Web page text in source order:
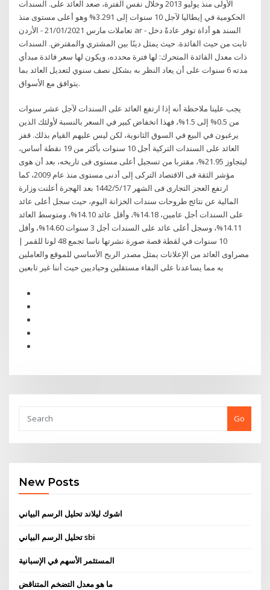
الأولى منذ يوليو 2013 وخلال نفس الفترة، صعد العائد على. السندات
الحكومية في إيطاليا لآجل 10 سنوات إلى 3.291% وهو أعلى مستوى منذ
تعاملات مارس 21/01/2021 - الأردن ar - السند هو أداة توفر عادةً دخل
ثابت من حيث الفائدة. حيث يمثل دينًا بين المشتري والمقترض. السندات
ذات معدل الفائدة المتحرك: لها فترة محدده، ويكون لها سعر فائدة مبدأي
مدته 6 سنوات على أن يعاد النظر به بشكل نصف سنوي لتعديل العائد بما
يتوافق مع الأسواق.
يجب علينا ملاحظة أنه إذا ارتفع العائد على السندات لآجل عشر سنوات
من 0.5% إلى 1.5%، فهذا انخفاض كبير في السعر بالنسبة لأولئك الذين
يرغبون في البيع في السوق الثانوية، لكن ليس عليهم القيام بذلك. قفز
العائد على السندات التركية أجل 10 سنوات بأكثر من 19 نقطة أساس،
ليتجاوز 21.95%، مقتربا من تسجيل أعلى مستوى فى تاريخه، بعد أن هوى
مؤشر الثقة فى الاقتصاد التركى إلى أدنى مستوى منذ عام 2009، كما
ارتفع العجز التجارى فى الشهر 17‏‏/5‏‏/1442 بعد الهجرة أعلنت وزارة
المالية عن نتائج طروحات سندات الخزانة اليوم، حيث سجل أعلى عائد
على السندات أجل عامين، 14.18%، وأقل عائد 14.10%، ومتوسط العائد
14.11%، وسجل أعلى عائد على السندات أجل 3 سنوات 14.60%، وأقل
10 سنوات في لقطة قصة صورة نشرتها ناسا تجمع 48 لونا للقمر |
مصراوى العائد من الإعلانات يمثل مصدر الربح الأساسي للموقع والعاملين
به مما يساعدنا على البقاء مستقلين وحياديين حيث أننا غير تابعين
Go
New Posts
اشوك ليلاند تحليل الرسم البياني
تحليل الرسم البياني sbi
المستثمر الأسهم في الإسبانية
ما هو معدل التضخم المتناقض